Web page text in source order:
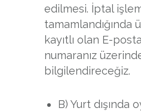
edilmesi. İptal
tamamlandığında
kayıtlı olan E-
numaranız
bilgilendireceğiz.
B) Yurt dışında